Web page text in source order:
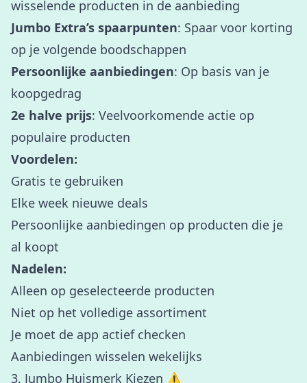
wisselende producten in de aanbieding
Jumbo Extra’s spaarpunten: Spaar voor korting
op je volgende boodschappen
Persoonlijke aanbiedingen: Op basis van je
koopgedrag
2e halve prijs: Veelvoorkomende actie op
populaire producten
Voordelen:
Gratis te gebruiken
Elke week nieuwe deals
Persoonlijke aanbiedingen op producten die je
al koopt
Nadelen:
Alleen op geselecteerde producten
Niet op het volledige assortiment
Je moet de app actief checken
Aanbiedingen wisselen wekelijks
3. Jumbo Huismerk Kiezen ⚠️